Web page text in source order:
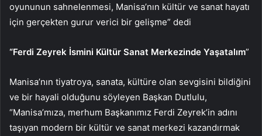
oyununun sahnelenmesi, Manisa’nın kültür ve sanat hayatı
için gerçekten gurur verici bir gelişme” dedi
“Ferdi Zeyrek İsmini Kültür Sanat Merkezinde Yaşatalım”
Manisa’nın tiyatroya, sanata, kültüre olan sevgisini bildiğini
ve bir hayali olduğunu söyleyen Başkan Dutlulu,
“Manisa’mıza, merhum Başkanımız Ferdi Zeyrek’in adını
taşıyan modern bir kültür ve sanat merkezi kazandırmak